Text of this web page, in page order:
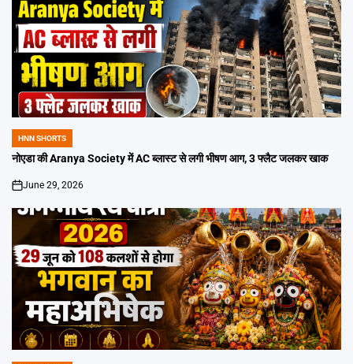
POSTED
IN
HNN SHORTS
नोएडा की Aranya Society में AC ब्लास्ट से लगी भीषण आग, 3 फ्लैट जलकर खाक
on
June 29, 2026